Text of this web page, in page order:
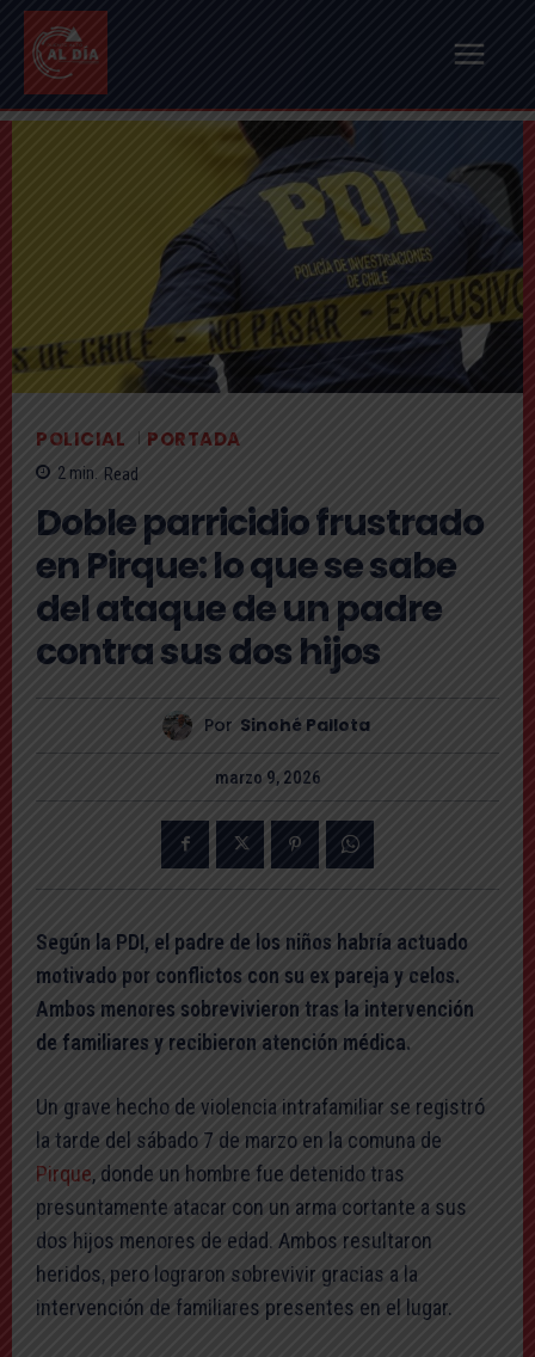
POLICIAL PORTADA
2 min. Read
Doble parricidio frustrado
en Pirque: lo que se sabe
del ataque de un padre
contra sus dos hijos
Por Sinohé Pallota
marzo 9, 2026
Según la PDI, el padre de los niños habría actuado
motivado por conflictos con su ex pareja y celos.
Ambos menores sobrevivieron tras la intervención
de familiares y recibieron atención médica.
Un grave hecho de violencia intrafamiliar se registró
la tarde del sábado 7 de marzo en la comuna de
Pirque, donde un hombre fue detenido tras
presuntamente atacar con un arma cortante a sus
dos hijos menores de edad. Ambos resultaron
heridos, pero lograron sobrevivir gracias a la
intervención de familiares presentes en el lugar.